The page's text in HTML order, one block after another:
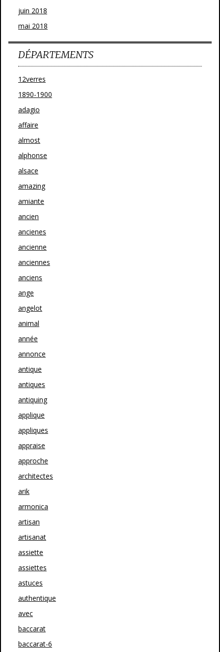
juin 2018
mai 2018
DÉPARTEMENTS
12verres
1890-1900
adagio
affaire
almost
alphonse
alsace
amazing
amiante
ancien
ancienes
ancienne
anciennes
anciens
ange
angelot
animal
année
annonce
antique
antiques
antiquing
applique
appliques
appraise
approche
architectes
arik
armonica
artisan
artisanat
assiette
assiettes
astuces
authentique
avec
baccarat
baccarat-6